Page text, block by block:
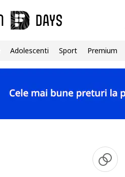
Adolescenti Sport Premium